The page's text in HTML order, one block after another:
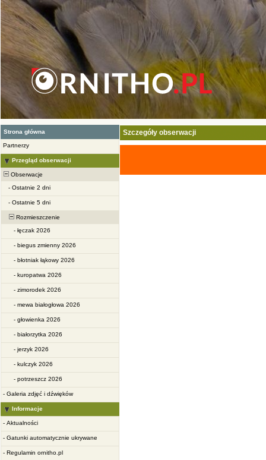
Strona główna
Partnerzy
Przegląd obserwacji
Obserwacje
- Ostatnie 2 dni
- Ostatnie 5 dni
Rozmieszczenie
- łęczak 2026
- biegus zmienny 2026
- błotniak łąkowy 2026
- kuropatwa 2026
- zimorodek 2026
- mewa białogłowa 2026
- głowienka 2026
- białorzytka 2026
- jerzyk 2026
- kulczyk 2026
- potrzeszcz 2026
- Galeria zdjęć i dźwięków
Informacje
- Aktualności
- Gatunki automatycznie ukrywane
- Regulamin ornitho.pl
Szczegóły obserwacji